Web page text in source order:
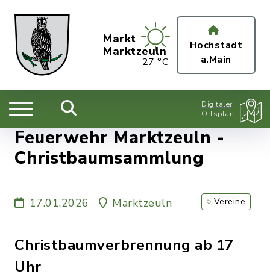
Markt
Marktzeuln
27 °C
Hochstadt
a.Main
Digitaler
Ortsplan
Feuerwehr Marktzeuln -
Christbaumsammlung
17.01.2026 Marktzeuln Vereine
Christbaumverbrennung ab 17
Uhr